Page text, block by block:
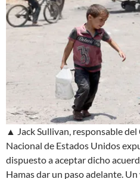
▲ Jack Sullivan, responsable del
Nacional de Estados Unidos
dispuesto a aceptar dicho
Hamas dar un paso adelante.